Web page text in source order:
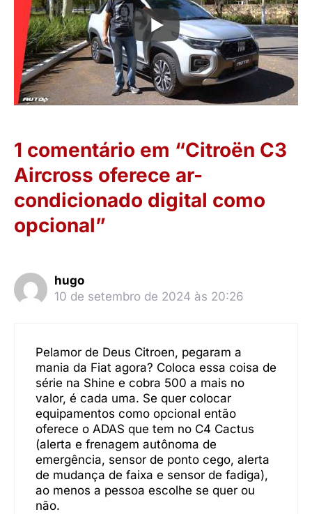
1 comentário em “Citroën C3
Aircross oferece ar-
condicionado digital como
opcional”
hugo
10 de setembro de 2024 às 20:26
Pelamor de Deus Citroen, pegaram a
mania da Fiat agora? Coloca essa coisa de
série na Shine e cobra 500 a mais no
valor, é cada uma. Se quer colocar
equipamentos como opcional então
oferece o ADAS que tem no C4 Cactus
(alerta e frenagem autônoma de
emergência, sensor de ponto cego, alerta
de mudança de faixa e sensor de fadiga),
ao menos a pessoa escolhe se quer ou
não.